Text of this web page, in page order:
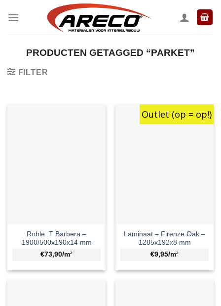
naar
PRODUCTEN GETAGGED “PARKET”
FILTER
Roble .T Barbera –
1900/500x190x14 mm
€73,90/m²
Outlet (op = op!)
Laminaat – Firenze Oak –
1285x192x8 mm
€9,95/m²